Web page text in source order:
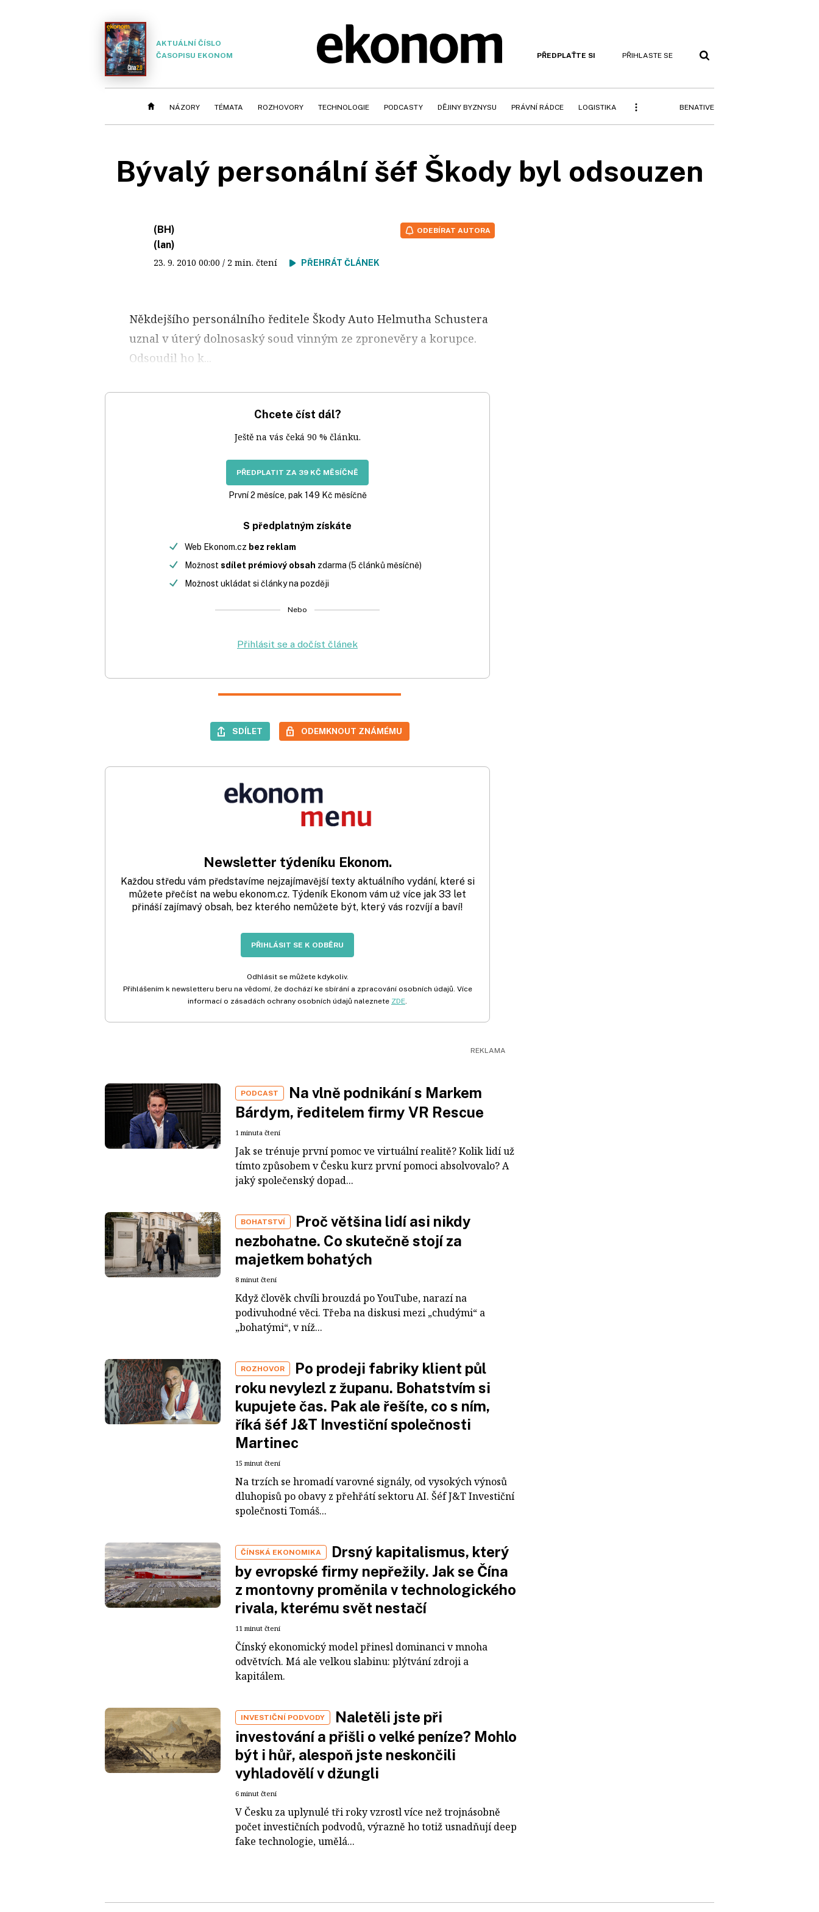
AKTUÁLNÍ ČÍSLO
ČASOPISU EKONOM
PŘEDPLAŤTE SI PŘIHLASTE SE
NÁZORY TÉMATA ROZHOVORY TECHNOLOGIE PODCASTY DĚJINY BYZNYSU PRÁVNÍ RÁDCE LOGISTIKA BENATIVE
Bývalý personální šéf Škody byl odsouzen
(BH)
(lan)
23. 9. 2010 00:00 / 2 min. čtení PŘEHRÁT ČLÁNEK
ODEBÍRAT AUTORA
Někdejšího personálního ředitele Škody Auto Helmutha Schustera
uznal v úterý dolnosaský soud vinným ze zpronevěry a korupce.
Odsoudil ho k...
Chcete číst dál?
Ještě na vás čeká 90 % článku.
PŘEDPLATIT ZA 39 KČ MĚSÍČNĚ
První 2 měsíce, pak 149 Kč měsíčně
S předplatným získáte
Web Ekonom.cz bez reklam
Možnost sdílet prémiový obsah zdarma (5 článků měsíčně)
Možnost ukládat si články na později
Nebo
Přihlásit se a dočíst článek
SDÍLET ODEMKNOUT ZNÁMÉMU
Newsletter týdeníku Ekonom.
Každou středu vám představíme nejzajímavější texty aktuálního vydání, které si
můžete přečíst na webu ekonom.cz. Týdeník Ekonom vám už více jak 33 let
přináší zajímavý obsah, bez kterého nemůžete být, který vás rozvíjí a baví!
PŘIHLÁSIT SE K ODBĚRU
Odhlásit se můžete kdykoliv.
Přihlášením k newsletteru beru na vědomí, že dochází ke sbírání a zpracování osobních údajů. Více
informací o zásadách ochrany osobních údajů naleznete ZDE.
PODCAST
Na vlně podnikání s Markem
Bárdym, ředitelem firmy VR Rescue
1 minuta čtení
Jak se trénuje první pomoc ve virtuální realitě? Kolik lidí už
tímto způsobem v Česku kurz první pomoci absolvovalo? A
jaký společenský dopad...
BOHATSTVÍ
Proč většina lidí asi nikdy
nezbohatne. Co skutečně stojí za
majetkem bohatých
8 minut čtení
Když člověk chvíli brouzdá po YouTube, narazí na
podivuhodné věci. Třeba na diskusi mezi „chudými“ a
„bohatými“, v níž...
ROZHOVOR
Po prodeji fabriky klient půl
roku nevylezl z županu. Bohatstvím si
kupujete čas. Pak ale řešíte, co s ním,
říká šéf J&T Investiční společnosti
Martinec
15 minut čtení
Na trzích se hromadí varovné signály, od vysokých výnosů
dluhopisů po obavy z přehřátí sektoru AI. Šéf J&T Investiční
společnosti Tomáš...
ČÍNSKÁ EKONOMIKA
Drsný kapitalismus, který
by evropské firmy nepřežily. Jak se Čína
z montovny proměnila v technologického
rivala, kterému svět nestačí
11 minut čtení
Čínský ekonomický model přinesl dominanci v mnoha
odvětvích. Má ale velkou slabinu: plýtvání zdroji a
kapitálem.
INVESTIČNÍ PODVODY
Naletěli jste při
investování a přišli o velké peníze? Mohlo
být i hůř, alespoň jste neskončili
vyhladovělí v džungli
6 minut čtení
V Česku za uplynulé tři roky vzrostl více než trojnásobně
počet investičních podvodů, výrazně ho totiž usnadňují deep
fake technologie, umělá...